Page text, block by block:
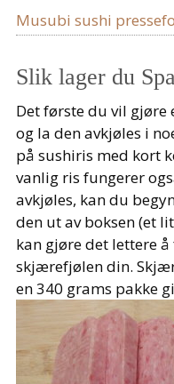
Musubi sushi
Slik lager du
Det første du vil gjøre
og la den avkjøles i
på sushiris med kort
vanlig ris fungerer
avkjøles, kan du
den ut av boksen (et
kan gjøre det lettere
skjærefjølen din. Skjær
en 340 grams pakke